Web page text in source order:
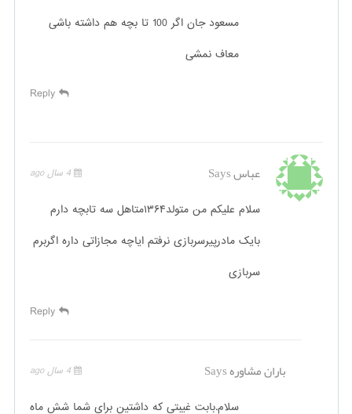
مسعود جان اگر 100 تا بچه هم داشته باشی
معاف نمشی
Reply
عباسSays 4 سال ago
سلام علیکم من متولد۱۳۶۴متاهل سه تابچه دارم
بایک مادرپیرسربازی نرفتم ایاچه مجازاتی داره اگربرم
سربازی
Reply
باران مشاورهSays 4 سال ago
سلام.بابت غیبتی که داشتین برای شما شش ماه